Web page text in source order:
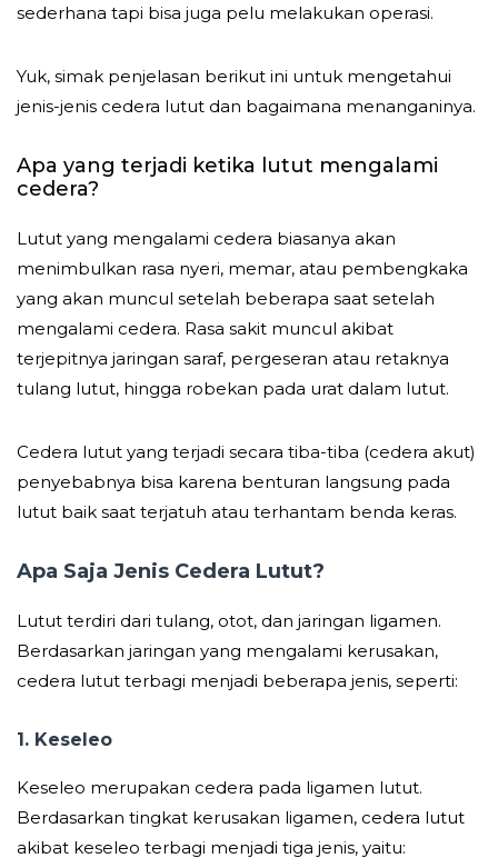
sederhana tapi bisa juga pelu melakukan operasi.
Yuk, simak penjelasan berikut ini untuk mengetahui
jenis-jenis cedera lutut dan bagaimana menanganinya.
Apa yang terjadi ketika lutut mengalami
cedera?
Lutut yang mengalami cedera biasanya akan
menimbulkan rasa nyeri, memar, atau pembengkaka
yang akan muncul setelah beberapa saat setelah
mengalami cedera. Rasa sakit muncul akibat
terjepitnya jaringan saraf, pergeseran atau retaknya
tulang lutut, hingga robekan pada urat dalam lutut.
Cedera lutut yang terjadi secara tiba-tiba (cedera akut)
penyebabnya bisa karena benturan langsung pada
lutut baik saat terjatuh atau terhantam benda keras.
Apa Saja Jenis Cedera Lutut?
Lutut terdiri dari tulang, otot, dan jaringan ligamen.
Berdasarkan jaringan yang mengalami kerusakan,
cedera lutut terbagi menjadi beberapa jenis, seperti:
1. Keseleo
Keseleo merupakan cedera pada ligamen lutut.
Berdasarkan tingkat kerusakan ligamen, cedera lutut
akibat keseleo terbagi menjadi tiga jenis, yaitu: